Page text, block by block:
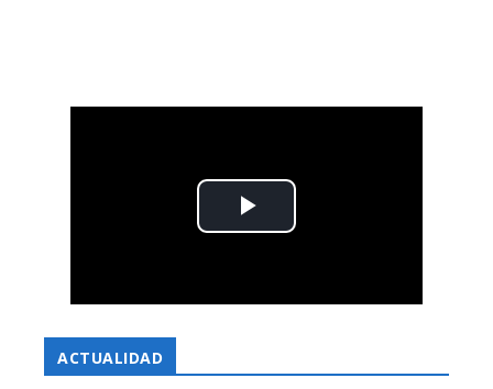
ACTUALIDAD